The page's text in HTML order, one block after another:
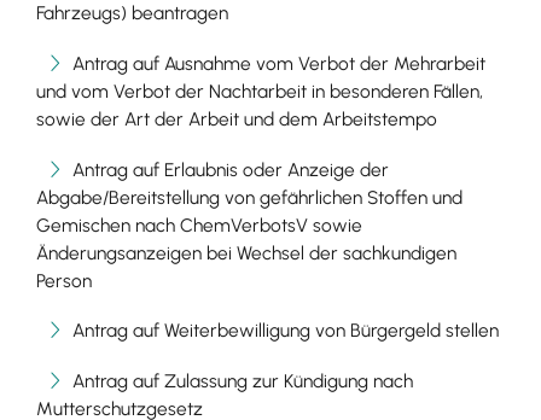
Fahrzeugs) beantragen
Antrag auf Ausnahme vom Verbot der Mehrarbeit
und vom Verbot der Nachtarbeit in besonderen Fällen,
sowie der Art der Arbeit und dem Arbeitstempo
Antrag auf Erlaubnis oder Anzeige der
Abgabe/Bereitstellung von gefährlichen Stoffen und
Gemischen nach ChemVerbotsV sowie
Änderungsanzeigen bei Wechsel der sachkundigen
Person
Antrag auf Weiterbewilligung von Bürgergeld stellen
Antrag auf Zulassung zur Kündigung nach
Mutterschutzgesetz